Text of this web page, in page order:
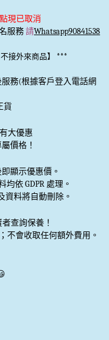
現已取消
服務請Whatsapp90841538
接外來商品】 ***
務(根據客戶登入電話網
貨
大優惠
價格！
即顯示優惠價。
均依 GDPR 處理。
資料將自動刪除。
查詢保養！
不會收取任何額外費用。